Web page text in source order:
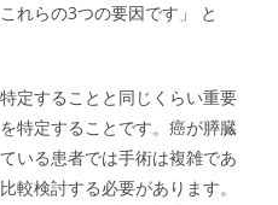
れらの3つの要因です」 と
定することと同じくらい重要
特定することです。癌が膵臓
いる患者では手術は複雑であ
較検討する必要があります。